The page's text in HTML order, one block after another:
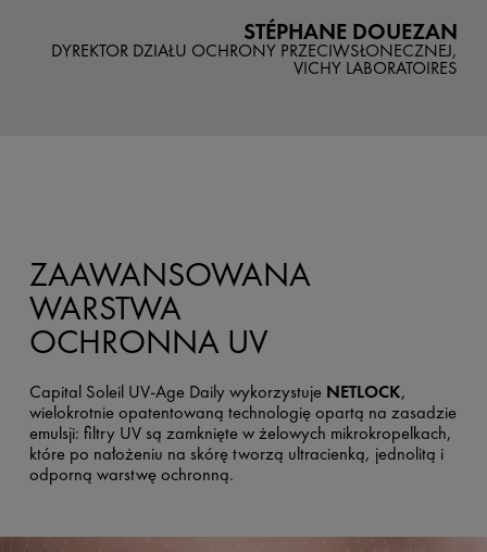
STÉPHANE DOUEZAN
DYREKTOR DZIAŁU OCHRONY PRZECIWSŁONECZNEJ,
VICHY LABORATOIRES
ZAAWANSOWANA
WARSTWA
OCHRONNA UV
Capital Soleil UV-Age Daily wykorzystuje NETLOCK,
wielokrotnie opatentowaną technologię opartą na zasadzie
emulsji: filtry UV są zamknięte w żelowych mikrokropelkach,
które po nałożeniu na skórę tworzą ultracienką, jednolitą i
odporną warstwę ochronną.